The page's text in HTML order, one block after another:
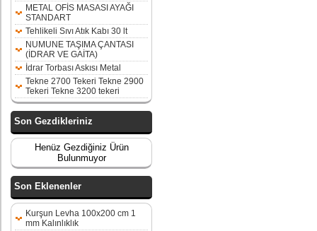
METAL OFİS MASASI AYAĞI
STANDART
Tehlikeli Sıvı Atık Kabı 30 lt
NUMUNE TAŞIMA ÇANTASI
(İDRAR VE GAİTA)
İdrar Torbası Askısı Metal
Tekne 2700 Tekeri Tekne 2900
Tekeri Tekne 3200 tekeri
Son Gezdikleriniz
Henüz Gezdiğiniz Ürün
Bulunmuyor
Son Eklenenler
Kurşun Levha 100x200 cm 1
mm Kalınlıklık